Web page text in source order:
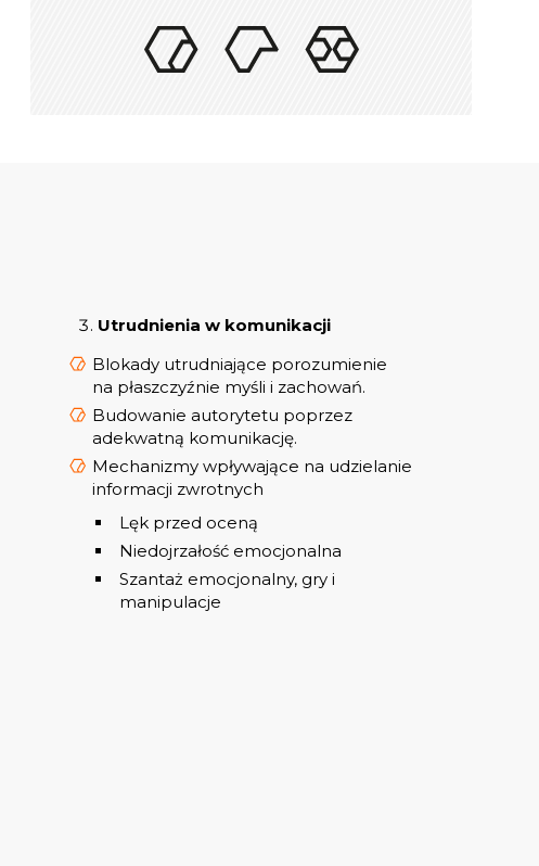
Doświadczenie
w szkoleniach stacjonarnych
Utrudnienia w komunikacji
Blokady utrudniające porozumienie
na płaszczyźnie myśli i zachowań.
Budowanie autorytetu poprzez
adekwatną komunikację.
Mechanizmy wpływające na udzielanie
informacji zwrotnych
Lęk przed oceną
Niedojrzałość emocjonalna
Szantaż emocjonalny, gry i
manipulacje